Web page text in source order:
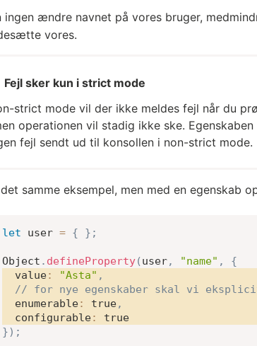
ingen ændre navnet på vores bruger,
vores.
Fejl sker kun i strict mode
strict mode vil der ikke meldes fejl når du
operationen vil stadig ikke ske.
fejl sendt ud til konsollen i non-strict mode.
samme eksempel, men med en egenskab
let user = { } ;
Object . defineProperty(user, "name" ,
{
value: "Asta" ,
// for nye egenskaber skal vi
enumerable: true,
configurable:
true
}) ;